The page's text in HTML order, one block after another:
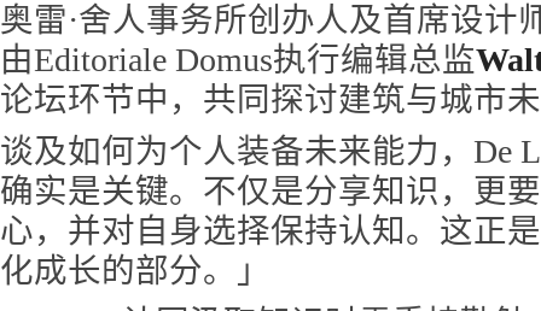
奥雷·舍人事务所创办人及首席设计
由Editoriale Domus执行编辑总监
论坛环节中，共同探讨建筑与城市
谈及如何为个人装备未来能力，De
确实是关键。不仅是分享知识，更
心，并对自身选择保持认知。这正
化成长的部分。」